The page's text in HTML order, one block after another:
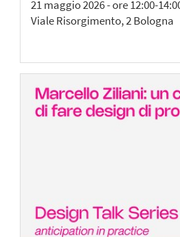
21 maggio 2026 - ore 12:00-
Viale Risorgimento, 2 Bologna